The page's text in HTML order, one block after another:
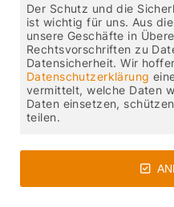
Der Schutz und die
ist wichtig für uns. Aus
unsere Geschäfte in
Rechtsvorschriften zu
Datensicherheit. Wir
Datenschutzerklärung
vermittelt, welche Daten
Daten einsetzen,
teilen.